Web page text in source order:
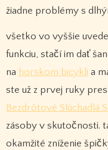
žiadne problémy s
všetko vo vyššie
funkciu, stačí im dať
na horskom bicykli a
ste už z prvej ruky
Bezdrôtové Slúchadlá
zásoby v skutočnosti.
okamžité zníženie